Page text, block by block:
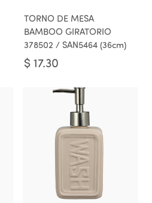
TORNO DE MESA
BAMBOO GIRATORIO
378502 / SAN5464 (36cm)
$ 17.30